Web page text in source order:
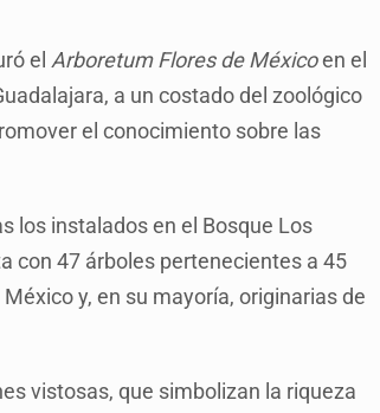
el Arboretum Flores de Méxicoen el
a un costado del zoológico
el conocimiento sobre las
los instalados en el Bosque Los
con 47 árboles pertenecientes a 45
y, en su mayoría, originarias de
vistosas, que simbolizan la riqueza